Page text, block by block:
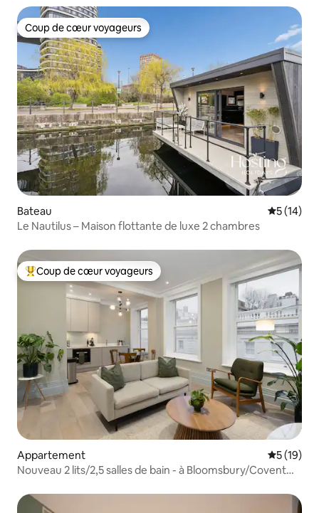
Coup de cœur voyageurs
Coup de cœur voyageurs
Bateau
5 (14)
Le Nautilus – Maison flottante de luxe 2 chambres
Coups de cœur voyageurs les plus appréciés
Coup de cœur voyageurs
Appartement
5 (19)
Nouveau 2 lits/2,5 salles de bain - à Bloomsbury/Covent